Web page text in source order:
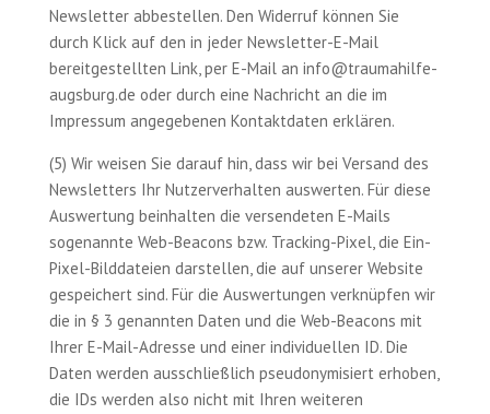
Newsletter abbestellen. Den Widerruf können Sie
durch Klick auf den in jeder Newsletter-E-Mail
bereitgestellten Link, per E-Mail an info@traumahilfe-
augsburg.de oder durch eine Nachricht an die im
Impressum angegebenen Kontaktdaten erklären.
(5) Wir weisen Sie darauf hin, dass wir bei Versand des
Newsletters Ihr Nutzerverhalten auswerten. Für diese
Auswertung beinhalten die versendeten E-Mails
sogenannte Web-Beacons bzw. Tracking-Pixel, die Ein-
Pixel-Bilddateien darstellen, die auf unserer Website
gespeichert sind. Für die Auswertungen verknüpfen wir
die in § 3 genannten Daten und die Web-Beacons mit
Ihrer E-Mail-Adresse und einer individuellen ID. Die
Daten werden ausschließlich pseudonymisiert erhoben,
die IDs werden also nicht mit Ihren weiteren